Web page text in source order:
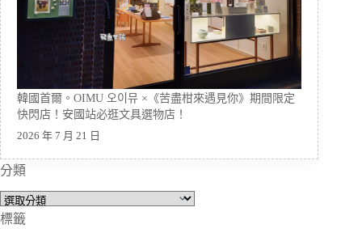
韓國首爾。OIMU 오이뮤 ×《苦盡柑來遇見你》期間限定
快閃店！安國站必逛文具選物店！
2026 年 7 月 21 日
分類
分
類
標籤